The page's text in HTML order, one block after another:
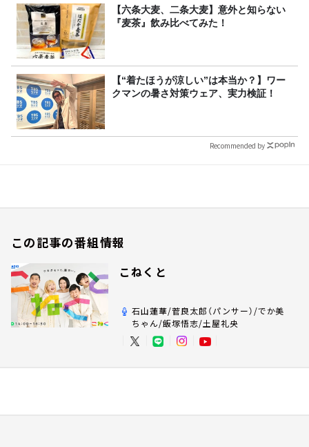
【六条大麦、二条大麦】意外と知らない
『麦茶』飲み比べてみた！
【“着たほうが涼しい”は本当か？】ワー
クマンの暑さ対策ウェア、実力検証！
Recommended by
この記事の番組情報
こねくと
石山蓮華/菅良太郎（パンサー）/でか美
ちゃん/飯塚悟志/土屋礼央